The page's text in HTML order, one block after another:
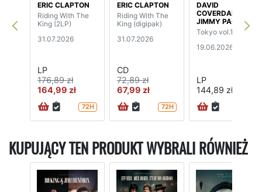
ERIC CLAPTON
Riding With The
King (2LP)
31.07.2026
LP
176,89 zł
164,99 zł
72H
ERIC CLAPTON
Riding With The
King (digipak)
31.07.2026
CD
72,89 zł
67,99 zł
72H
DAVID
COVERDALE /
JIMMY PAGE
Tokyo vol.1 (2LP)
19.06.2026
LP
144,89 zł
KUPUJĄCY TEN PRODUKT WYBRALI RÓWNIEŻ